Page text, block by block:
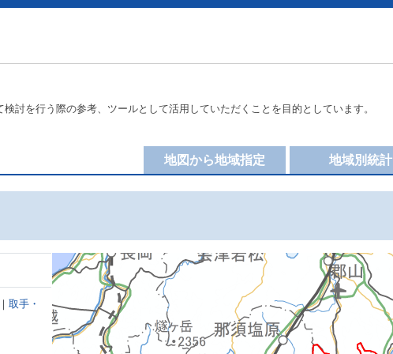
討を行う際の参考、ツールとして活用していただくことを目的としています。
地域別統計
地図から地域指定
｜取手・